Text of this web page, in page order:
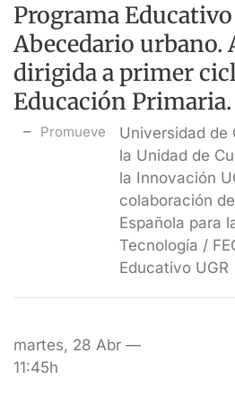
Programa
Abecedario urbano.
dirigida a primer
Educación Primaria.
Promueve
Universidad de
la Unidad de
la Innovación
colaboración
Española para
Tecnología /
Educativo UGR
martes, 28 Abr —
11:45h